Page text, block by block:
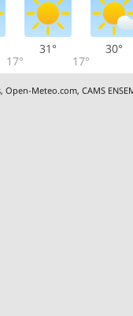
17°
31°
17°
30°
,Open-Meteo.com,CAMS